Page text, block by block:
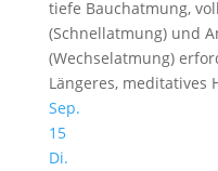
tiefe Bauchatmung,
(Schnellatmung) und
(Wechselatmung)
Längeres, meditatives
Sep.
15
Di.